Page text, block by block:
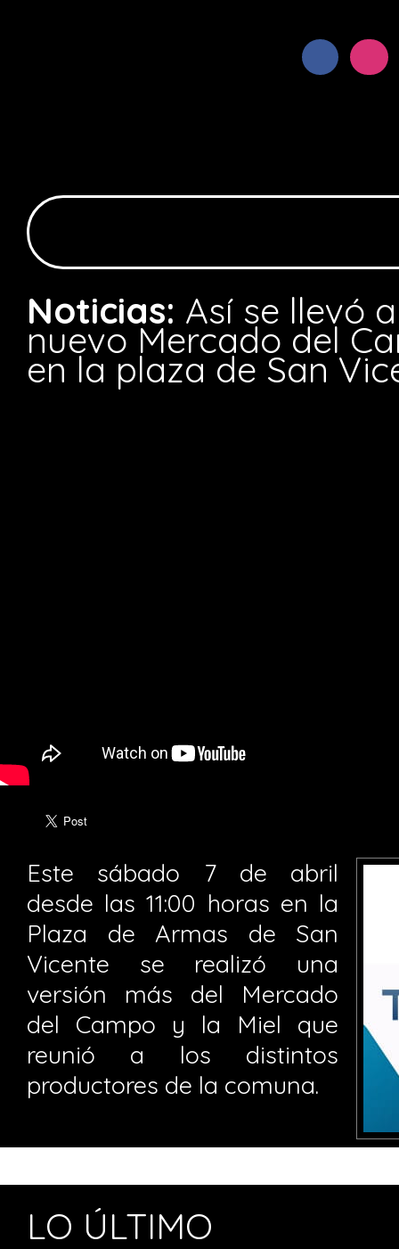
Noticias: Así se llevó
nuevo Mercado del
en la plaza de San
Este sábado 7 de abril
desde las 11:00 horas en la
Plaza de Armas de San
Vicente se realizó una
versión más del Mercado
del Campo y la Miel que
reunió a los distintos
productores de la comuna.
LO ÚLTIMO